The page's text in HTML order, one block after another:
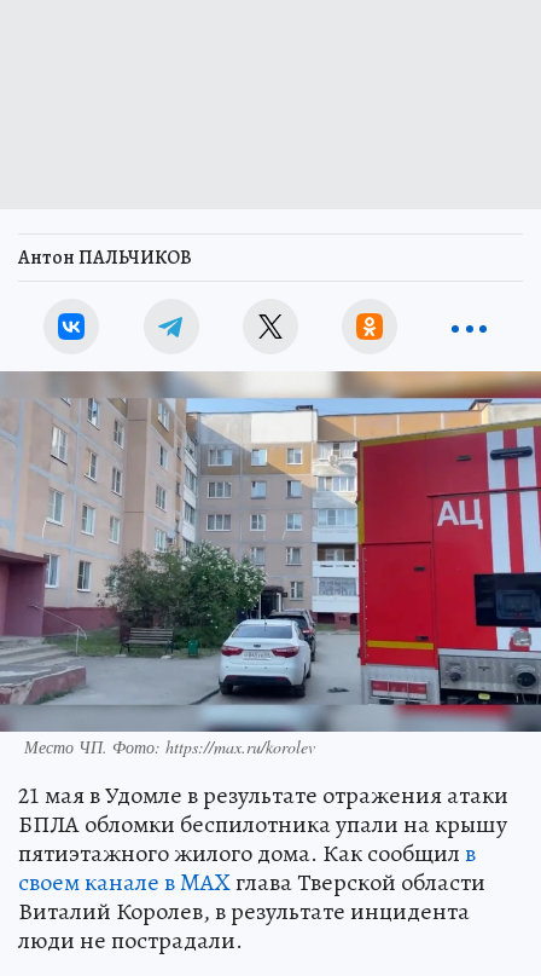
Антон ПАЛЬЧИКОВ
Место ЧП. Фото: https://max.ru/korolev
21 мая в Удомле в результате отражения атаки
БПЛА обломки беспилотника упали на крышу
пятиэтажного жилого дома. Как сообщилв
своем канале в MAXглава Тверской области
Виталий Королев, в результате инцидента
люди не пострадали.